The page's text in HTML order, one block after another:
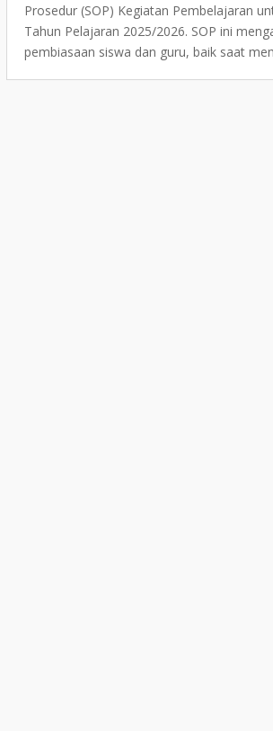
Prosedur (SOP) Kegiatan Pembelajaran
Tahun Pelajaran 2025/2026. SOP ini
pembiasaan siswa dan guru, baik saat